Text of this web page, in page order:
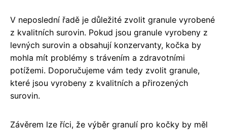
V neposlední řadě je důležité zvolit granule vyrobené
z kvalitních surovin. Pokud jsou granule vyrobeny z
levných surovin a obsahují konzervanty, kočka by
mohla mít problémy s trávením a zdravotními
potížemi. Doporučujeme vám tedy zvolit granule,
které jsou vyrobeny z kvalitních a přirozených
surovin.
Závěrem lze říci, že výběr granulí pro kočky by měl